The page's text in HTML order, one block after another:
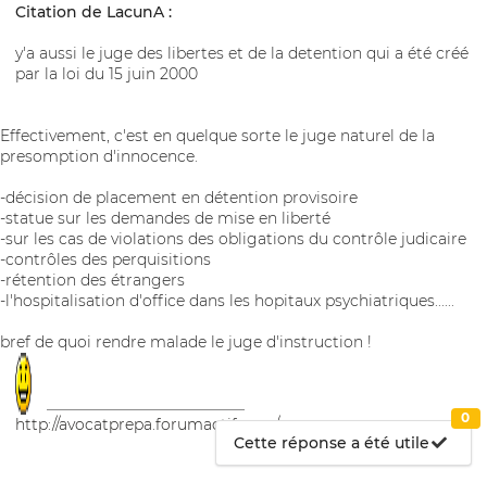
Citation de LacunA :
y'a aussi le juge des libertes et de la detention qui a été créé
par la loi du 15 juin 2000
Effectivement, c'est en quelque sorte le juge naturel de la
presomption d'innocence.
-décision de placement en détention provisoire
-statue sur les demandes de mise en liberté
-sur les cas de violations des obligations du contrôle judicaire
-contrôles des perquisitions
-rétention des étrangers
-l'hospitalisation d'office dans les hopitaux psychiatriques......
bref de quoi rendre malade le juge d'instruction !
http://avocatprepa.forumactif.com/
Cette réponse a été utile
0